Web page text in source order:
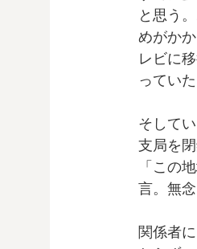
と思う
めがか
レビに
っていた
そして
支局を
「この
言。無
関係者